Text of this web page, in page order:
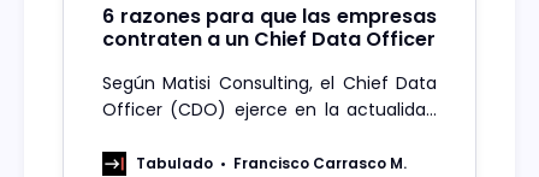
6 razones para que las empresas
contraten a un Chief Data Officer
Según Matisi Consulting, el Chief Data
Officer (CDO) ejerce en la actualidad
los datos se empleen de manera
Tabulado Francisco Carrasco M.